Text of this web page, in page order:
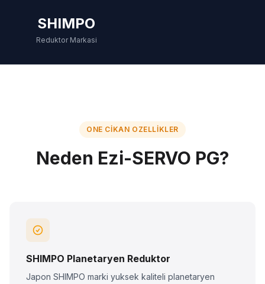
SHIMPO
Reduktor Markasi
ONE CIKAN OZELLIKLER
Neden Ezi-SERVO PG?
SHIMPO Planetaryen Reduktor
Japon SHIMPO marki yuksek kaliteli planetaryen